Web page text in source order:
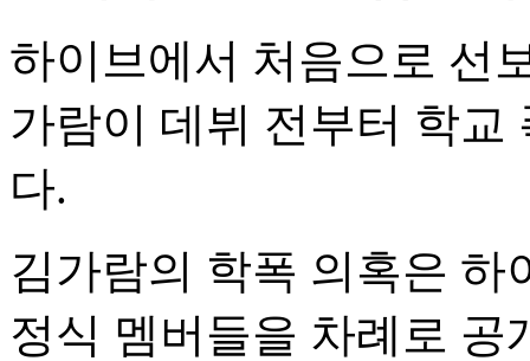
하이브에서 처음으로 선
가람이 데뷔 전부터 학교
다.
김가람의 학폭 의혹은
정식 멤버들을 차례로 공